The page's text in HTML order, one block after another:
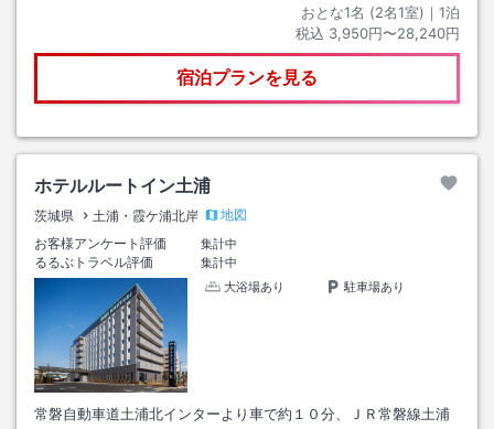
おとな1名 (2名1室)｜ 1泊
税込 3,950円〜28,240円
宿泊プランを見る
ホテルルートイン土浦
茨城県 土浦・霞ケ浦北岸
地図
お客様アンケート評価
集計中
るるぶトラベル評価
集計中
大浴場あり
駐車場あり
常磐自動車道土浦北インターより車で約１０分、ＪＲ常磐線土浦